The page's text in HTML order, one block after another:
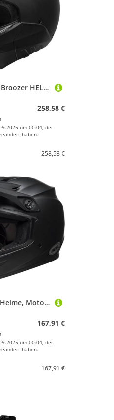
Bell Unisex-Adult Broozer HELME, Schwarz, XL
258,58 €
um 00:04; der
haben.
258,58 €
Bell - MX-9 MIPS, Helme, Motocross, Matt Schwarz, XL
167,91 €
um 00:04; der
haben.
167,91 €